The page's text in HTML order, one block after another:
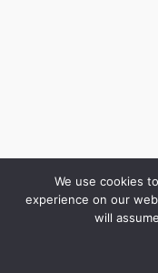
Copyright © 2026 LES
We use cookies
experience on our
will